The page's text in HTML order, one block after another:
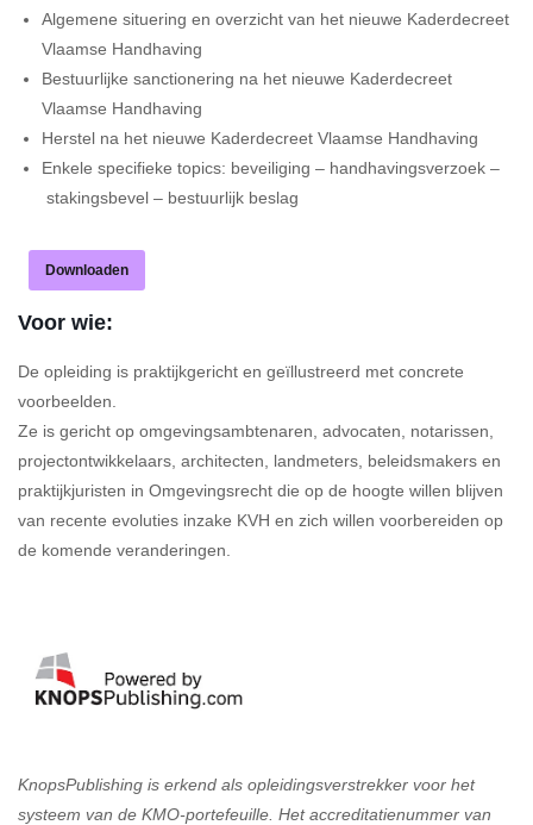
Algemene situering en overzicht van het nieuwe Kaderdecreet
Vlaamse Handhaving
Bestuurlijke sanctionering na het nieuwe Kaderdecreet
Vlaamse Handhaving
Herstel na het nieuwe Kaderdecreet Vlaamse Handhaving
Enkele specifieke topics: beveiliging – handhavingsverzoek –
stakingsbevel – bestuurlijk beslag
Downloaden
Voor wie:
De opleiding is praktijkgericht en geïllustreerd met concrete
voorbeelden.
Ze is gericht op omgevingsambtenaren, advocaten, notarissen,
projectontwikkelaars, architecten, landmeters, beleidsmakers en
praktijkjuristen in Omgevingsrecht die op de hoogte willen blijven
van recente evoluties inzake KVH en zich willen voorbereiden op
de komende veranderingen.
KnopsPublishing is erkend als opleidingsverstrekker voor het
systeem van de KMO-portefeuille. Het accreditatienummer van